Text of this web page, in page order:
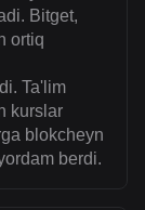
Bitget,
ortiq
Ta'lim
kurslar
blokcheyn
berdi.